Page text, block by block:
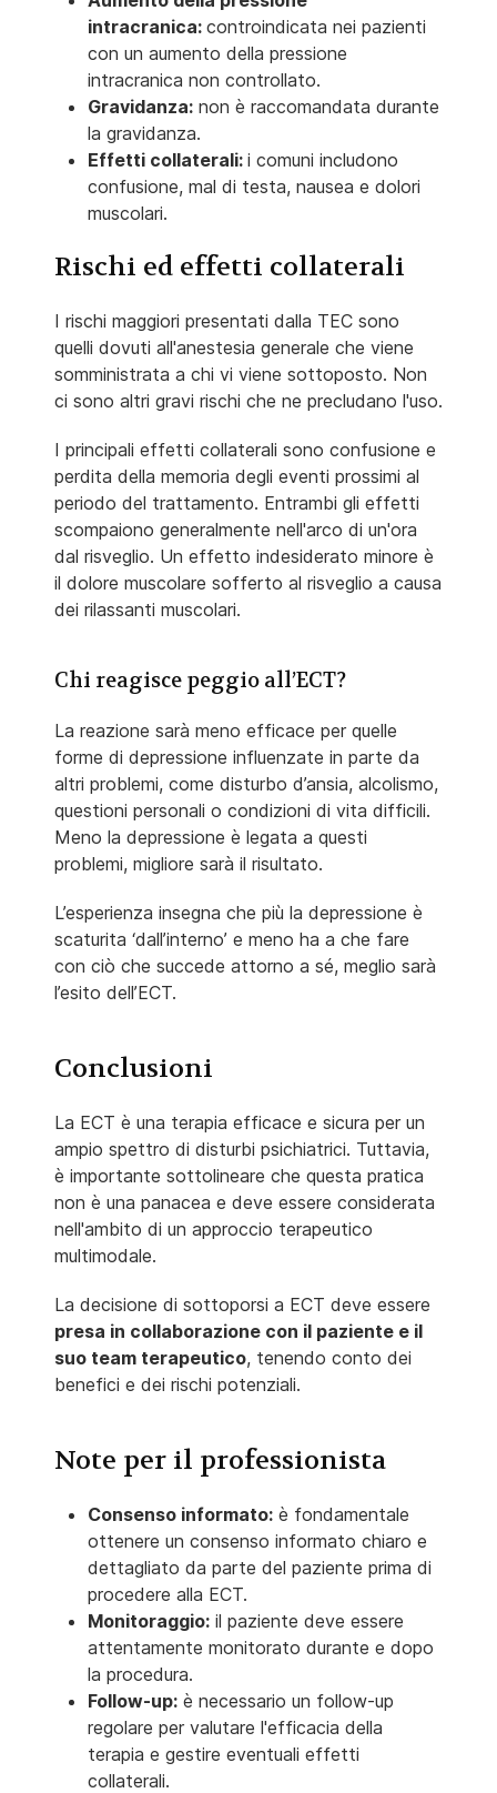
intracranica: controindicata nei pazienti
con un aumento della pressione
intracranica non controllato.
Gravidanza: non è raccomandata durante
la gravidanza.
Effetti collaterali: i comuni includono
confusione, mal di testa, nausea e dolori
muscolari.
Rischi ed effetti collaterali
I rischi maggiori presentati dalla TEC sono
quelli dovuti all'anestesia generale che viene
somministrata a chi vi viene sottoposto. Non
ci sono altri gravi rischi che ne precludano l'uso.
I principali effetti collaterali sono confusione e
perdita della memoria degli eventi prossimi al
periodo del trattamento. Entrambi gli effetti
scompaiono generalmente nell'arco di un'ora
dal risveglio. Un effetto indesiderato minore è
il dolore muscolare sofferto al risveglio a causa
dei rilassanti muscolari.
Chi reagisce peggio all’ECT?
La reazione sarà meno efficace per quelle
forme di depressione influenzate in parte da
altri problemi, come disturbo d’ansia, alcolismo,
questioni personali o condizioni di vita difficili.
Meno la depressione è legata a questi
problemi, migliore sarà il risultato.
L’esperienza insegna che più la depressione è
scaturita ‘dall’interno’ e meno ha a che fare
con ciò che succede attorno a sé, meglio sarà
l’esito dell’ECT.
Conclusioni
La ECT è una terapia efficace e sicura per un
ampio spettro di disturbi psichiatrici. Tuttavia,
è importante sottolineare che questa pratica
non è una panacea e deve essere considerata
nell'ambito di un approccio terapeutico
multimodale.
La decisione di sottoporsi a ECT deve essere
presa in collaborazione con il paziente e il
suo team terapeutico, tenendo conto dei
benefici e dei rischi potenziali.
Note per il professionista
Consenso informato: è fondamentale
ottenere un consenso informato chiaro e
dettagliato da parte del paziente prima di
procedere alla ECT.
Monitoraggio: il paziente deve essere
attentamente monitorato durante e dopo
la procedura.
Follow-up: è necessario un follow-up
regolare per valutare l'efficacia della
terapia e gestire eventuali effetti
collaterali.